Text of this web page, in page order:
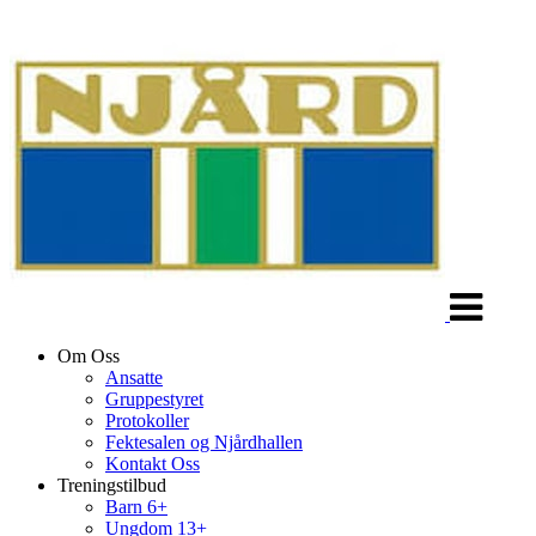
Om Oss
Ansatte
Gruppestyret
Protokoller
Fektesalen og Njårdhallen
Kontakt Oss
Treningstilbud
Barn 6+
Ungdom 13+